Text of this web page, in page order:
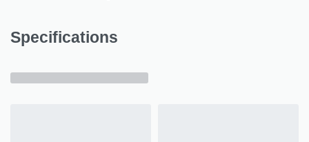
Specifications